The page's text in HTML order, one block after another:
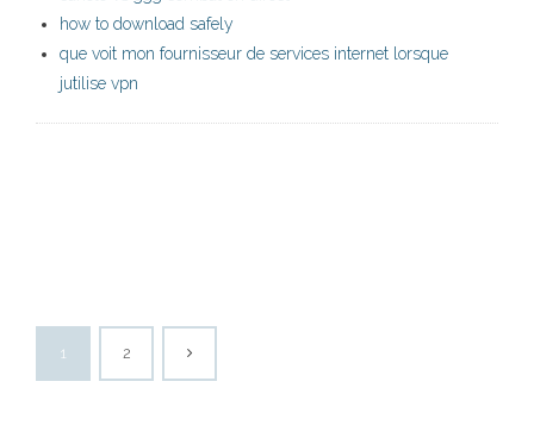
how to download safely
que voit mon fournisseur de services internet lorsque
jutilise vpn
1 2